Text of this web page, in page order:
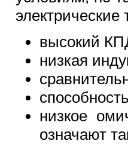
высокий
низкая
низкое
означают